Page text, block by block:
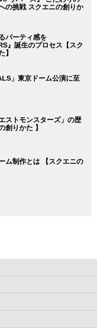
の挑戦 スクエニの創りか
パーティ感を
』誕生のプロセス【スク
】
」東京ドーム公演に至
ストモンスターズ」の歴
創りかた 】
ム制作とは 【スクエニの